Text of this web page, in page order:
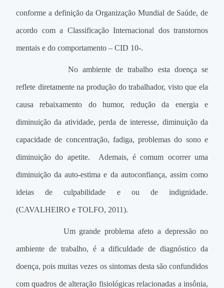
conforme a definição da Organização Mundial de Saúde, de
acordo com a Classificação Internacional dos transtornos
mentais e do comportamento – CID 10-.
No ambiente de trabalho esta doença se
reflete diretamente na produção do trabalhador, visto que ela
causa rebaixamento do humor, redução da energia e
diminuição da atividade, perda de interesse, diminuição da
capacidade de concentração, fadiga, problemas do sono e
diminuição do apetite. Ademais, é comum ocorrer uma
diminuição da auto-estima e da autoconfiança, assim como
ideias de culpabilidade e ou de indignidade.
(CAVALHEIRO e TOLFO, 2011).
Um grande problema afeto a depressão no
ambiente de trabalho, é a dificuldade de diagnóstico da
doença, pois muitas vezes os sintomas desta são confundidos
com quadros de alteração fisiológicas relacionadas a insônia,